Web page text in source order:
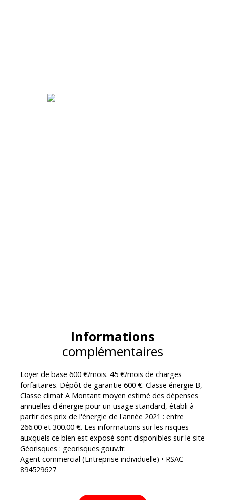
Informations
complémentaires
Loyer de base 600 €/mois. 45 €/mois de charges
forfaitaires. Dépôt de garantie 600 €. Classe énergie B,
Classe climat A Montant moyen estimé des dépenses
annuelles d'énergie pour un usage standard, établi à
partir des prix de l'énergie de l'année 2021 : entre
266.00 et 300.00 €. Les informations sur les risques
auxquels ce bien est exposé sont disponibles sur le site
Géorisques : georisques.gouv.fr.
Agent commercial (Entreprise individuelle) • RSAC
894529627